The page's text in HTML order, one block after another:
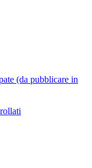
(da pubblicare in